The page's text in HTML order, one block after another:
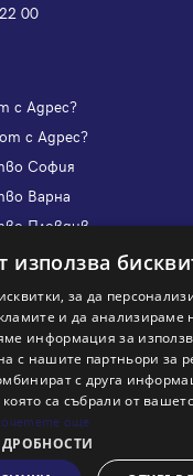
00
с Адрес?
с Адрес?
София
Варна
Пловдив
Бургас
с Адрес?
използва
за да
и да анализираме
информация за
с нашите партньори за
с друга
са събрали от
още